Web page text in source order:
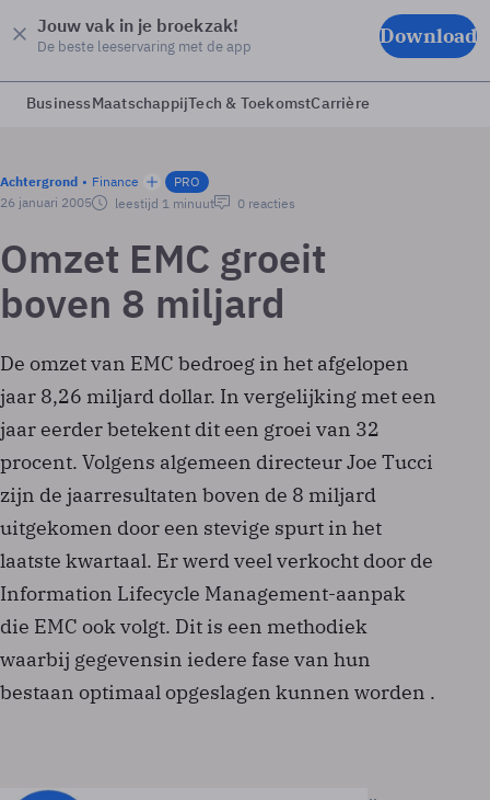
Jouw vak in je broekzak!
De beste leeservaring met de app Download
BusinessMaatschappijTech & ToekomstCarrière
Achtergrond Finance
PRO
26 januari 2005
leestijd 1 minuut 0 reacties
Omzet EMC groeit
boven 8 miljard
De omzet van EMC bedroeg in het afgelopen
jaar 8,26 miljard dollar. In vergelijking met een
jaar eerder betekent dit een groei van 32
procent. Volgens algemeen directeur Joe Tucci
zijn de jaarresultaten boven de 8 miljard
uitgekomen door een stevige spurt in het
laatste kwartaal. Er werd veel verkocht door de
Information Lifecycle Management-aanpak
die EMC ook volgt. Dit is een methodiek
waarbij gegevensin iedere fase van hun
bestaan optimaal opgeslagen kunnen worden .